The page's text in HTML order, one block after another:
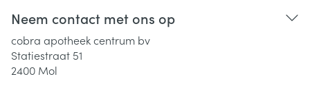
Neem contact met ons op
cobra apotheek centrum bv
Statiestraat 51
2400 Mol